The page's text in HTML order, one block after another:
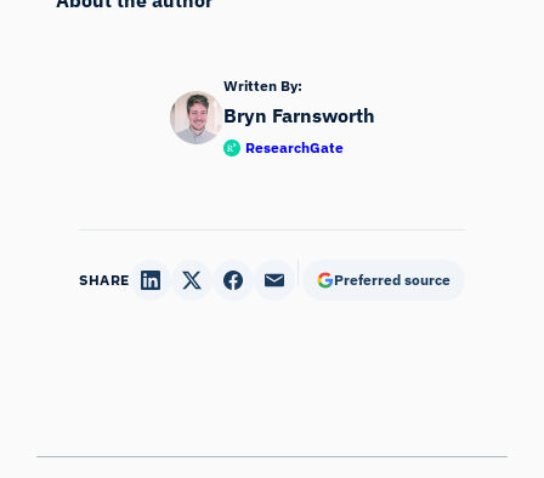
Written By:
Bryn Farnsworth
ResearchGate
SHARE Preferred source